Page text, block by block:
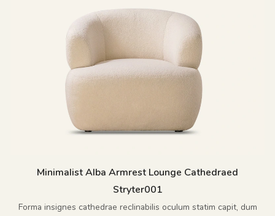
Minimalist Alba Armrest Lounge Cathedraed
Stryter001
Forma insignes cathedrae reclinabilis oculum statim capit, dum